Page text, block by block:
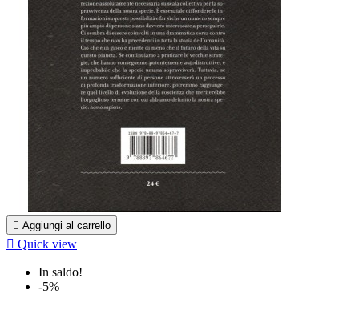
 Aggiungi al carrello
 Quick view
In saldo!
-5%